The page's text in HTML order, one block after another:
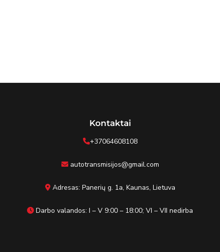
Kontaktai
+37064608108
autotransmisijos@gmail.com
Adresas: Panerių g. 1a, Kaunas, Lietuva
Darbo valandos: I – V 9:00 – 18:00; VI – VII nedirba